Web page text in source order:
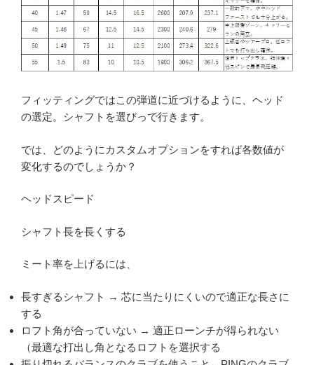
フィッティングではこの弾道に近づけるように、ヘッド
の選定。シャフトを選びっで行きます。
では、どのようにカスタムオプションをすれば各数値が
変化するのでしょうか？
ヘッドスピード
シャフト長を長くする
ミート率を上げるには、
長すぎるシャフト → 芯に当たりにくいので適正な長さに
する
ロフト角が合っていない → 適正ローンチが得られない
（最適な打出し角となるロフトを選択する